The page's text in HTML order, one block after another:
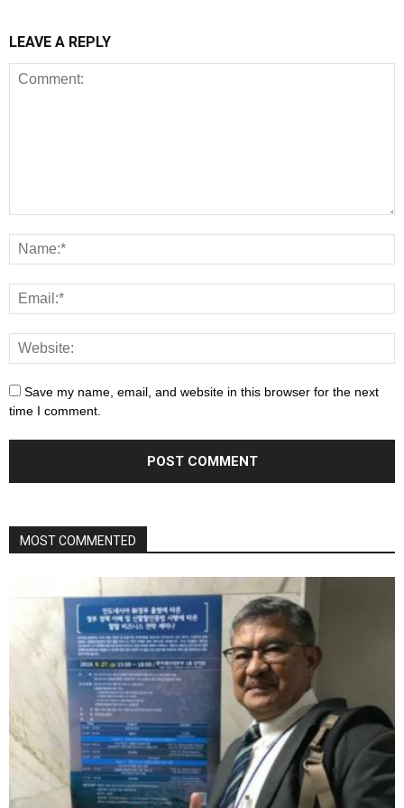
LEAVE A REPLY
Save my name, email, and website in this browser for the next
time I comment.
MOST COMMENTED